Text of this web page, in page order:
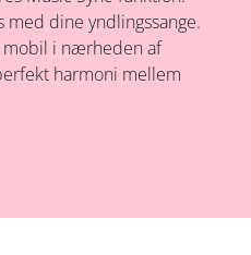
med dine yndlingssange.
i nærheden af
harmoni mellem